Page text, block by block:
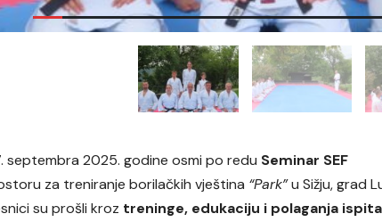
septembra 2025. godine osmi po redu Seminar SEF
za treniranje borilačkih vještina “Park”u Sižju, grad
su prošli kroz treninge, edukaciju i polaganja ispita